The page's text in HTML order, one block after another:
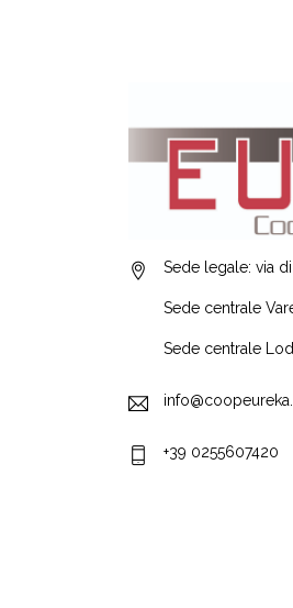
Sede legale: via
Sede centrale
Sede centrale
+39 0255607420